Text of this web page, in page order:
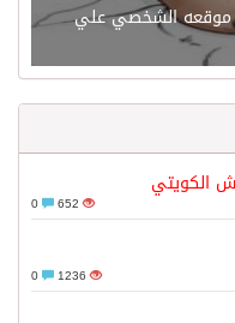
موقعه الشخصي علي
الكويتي
652
1236